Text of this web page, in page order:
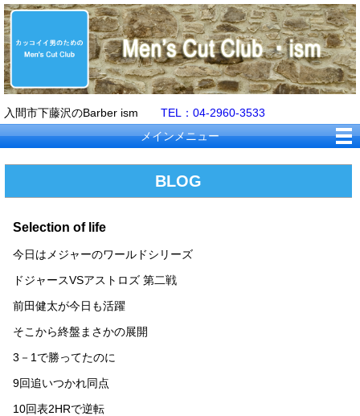
入間市下藤沢のBarber ism TEL：04-2960-3533
メインメニュー
BLOG
Selection of life
今日はメジャーのワールドシリーズ
ドジャースVSアストロズ 第二戦
前田健太が今日も活躍
そこから終盤まさかの展開
3－1で勝ってたのに
9回追いつかれ同点
10回表2HRで逆転